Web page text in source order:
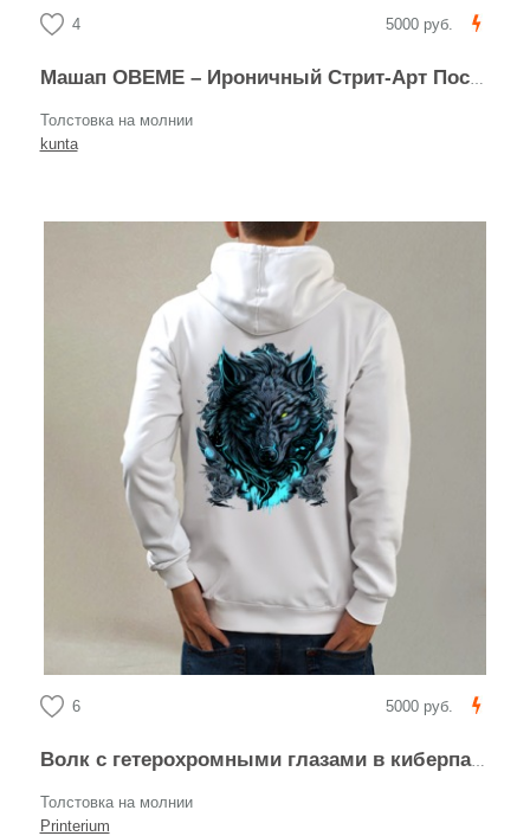
4 5000 руб.
Машап OBEME – Ироничный Стрит-Арт Постер
Толстовка на молнии
kunta
6 5000 руб.
Волк с гетерохромными глазами в киберпанк стиле
Толстовка на молнии
Printerium